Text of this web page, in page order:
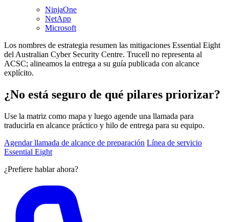
NinjaOne
NetApp
Microsoft
Los nombres de estrategia resumen las mitigaciones Essential Eight
del Australian Cyber Security Centre. Trucell no representa al
ACSC; alineamos la entrega a su guía publicada con alcance
explícito.
¿No está seguro de qué pilares priorizar?
Use la matriz como mapa y luego agende una llamada para
traducirla en alcance práctico y hilo de entrega para su equipo.
Agendar llamada de alcance de preparación Línea de servicio
Essential Eight
¿Prefiere hablar ahora?